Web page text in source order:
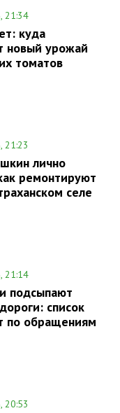
21:34
куда
новый урожай
томатов
21:23
лично
ремонтируют
селе
21:14
подсыпают
список
по обращениям
20:53